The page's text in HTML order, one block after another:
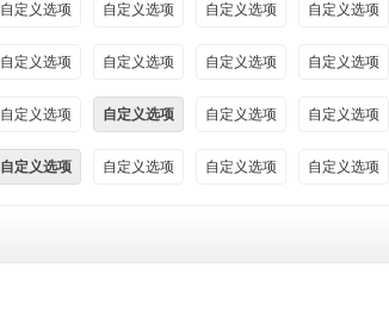
自定义选项 自定义选项 自定义选项 自定义选项
自定义选项 自定义选项 自定义选项 自定义选项
自定义选项 自定义选项 自定义选项 自定义选项
自定义选项 自定义选项 自定义选项 自定义选项